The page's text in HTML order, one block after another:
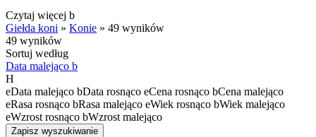
Czytaj więcej b
Giełda koni » Konie » 49 wyników
49 wyników
Sortuj według
Data malejąco b
H
eData malejąco bData rosnąco eCena rosnąco bCena malejąco
eRasa rosnąco bRasa malejąco eWiek rosnąco bWiek malejąco
eWzrost rosnąco bWzrost malejąco
Zapisz wyszukiwanie